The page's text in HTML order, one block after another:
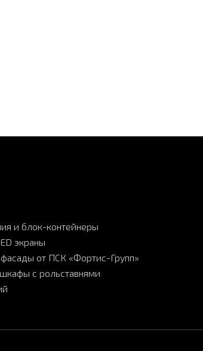
и блок-контейнеры
экраны
от ПСК «Фортис-Групп»
с рольставнями